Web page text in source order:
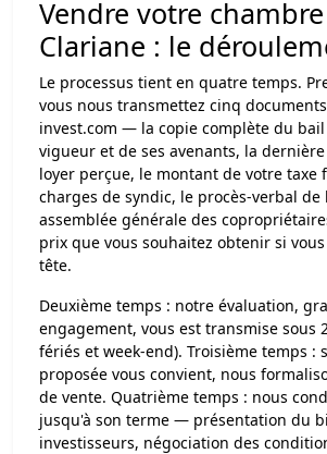
Vendre votre chambre
Clariane : le
Le processus tient en quatre temps.
vous nous transmettez cinq
invest.com — la copie complète du
vigueur et de ses avenants, la
loyer perçue, le montant de votre taxe
charges de syndic, le procès-verbal
assemblée générale des
prix que vous souhaitez obtenir si
tête.
Deuxième temps : notre évaluation,
engagement, vous est transmise sous
fériés et week-end). Troisième temps :
proposée vous convient, nous
de vente. Quatrième temps : nous
jusqu'à son terme — présentation du
investisseurs, négociation des